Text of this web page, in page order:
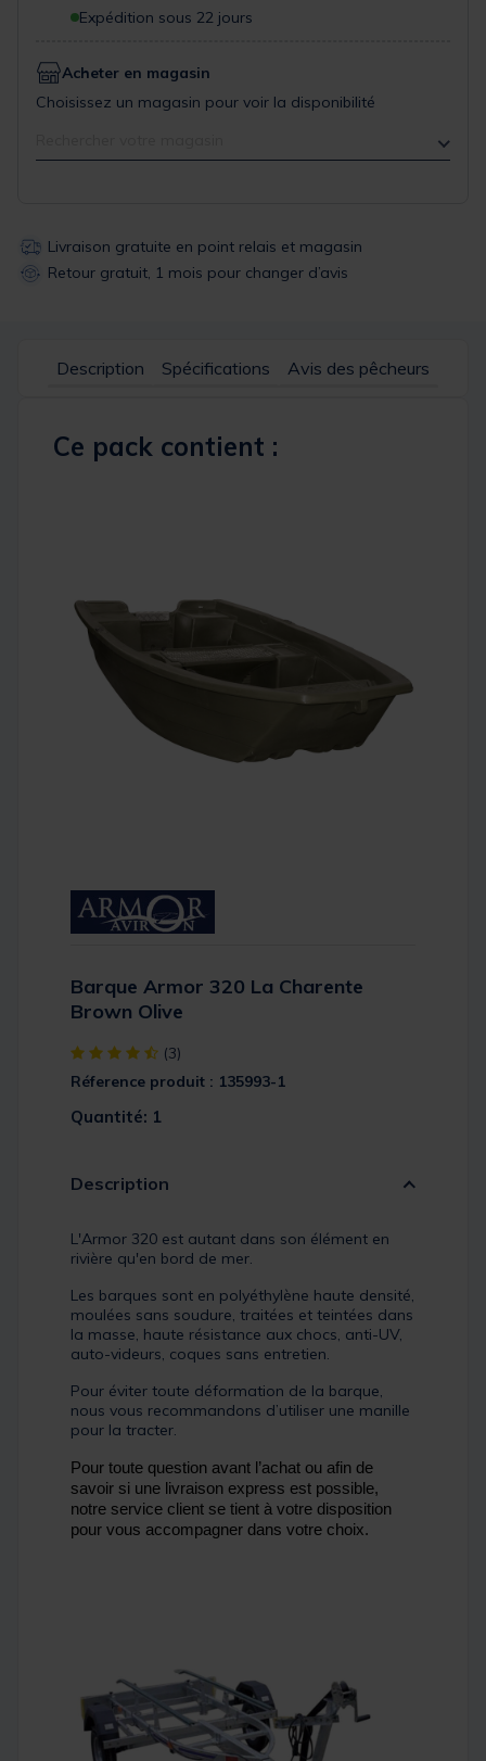
Expédition sous 22 jours
Acheter en magasin
Choisissez un magasin pour voir la disponibilité
Livraison gratuite en point relais et magasin
Retour gratuit, 1 mois pour changer d’avis
Description Spécifications Avis des pêcheurs
Ce pack contient :
Barque Armor 320 La Charente
Brown Olive
[object Object] out of 5 Customer Rating
(3)
Réference produit : 135993-1
Quantité: 1
Description
L'Armor 320 est autant dans son élément en
rivière qu'en bord de mer.
Les barques sont en polyéthylène haute densité,
moulées sans soudure, traitées et teintées dans
la masse, haute résistance aux chocs, anti-UV,
auto-videurs, coques sans entretien.
Pour éviter toute déformation de la barque,
nous vous recommandons d’utiliser une manille
pour la tracter.
Pour toute question avant l’achat ou afin de
savoir si une livraison express est possible,
notre service client se tient à votre disposition
pour vous accompagner dans votre choix.